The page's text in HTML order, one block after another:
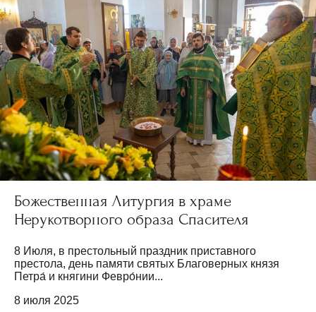
Божественная Литургия в храме
Нерукотворного образа Спасителя
8 Июля, в престольный праздник приставного
престола, день памяти святых Благоверных князя
Петра́ и княгини Февро́нии...
8 июля 2025